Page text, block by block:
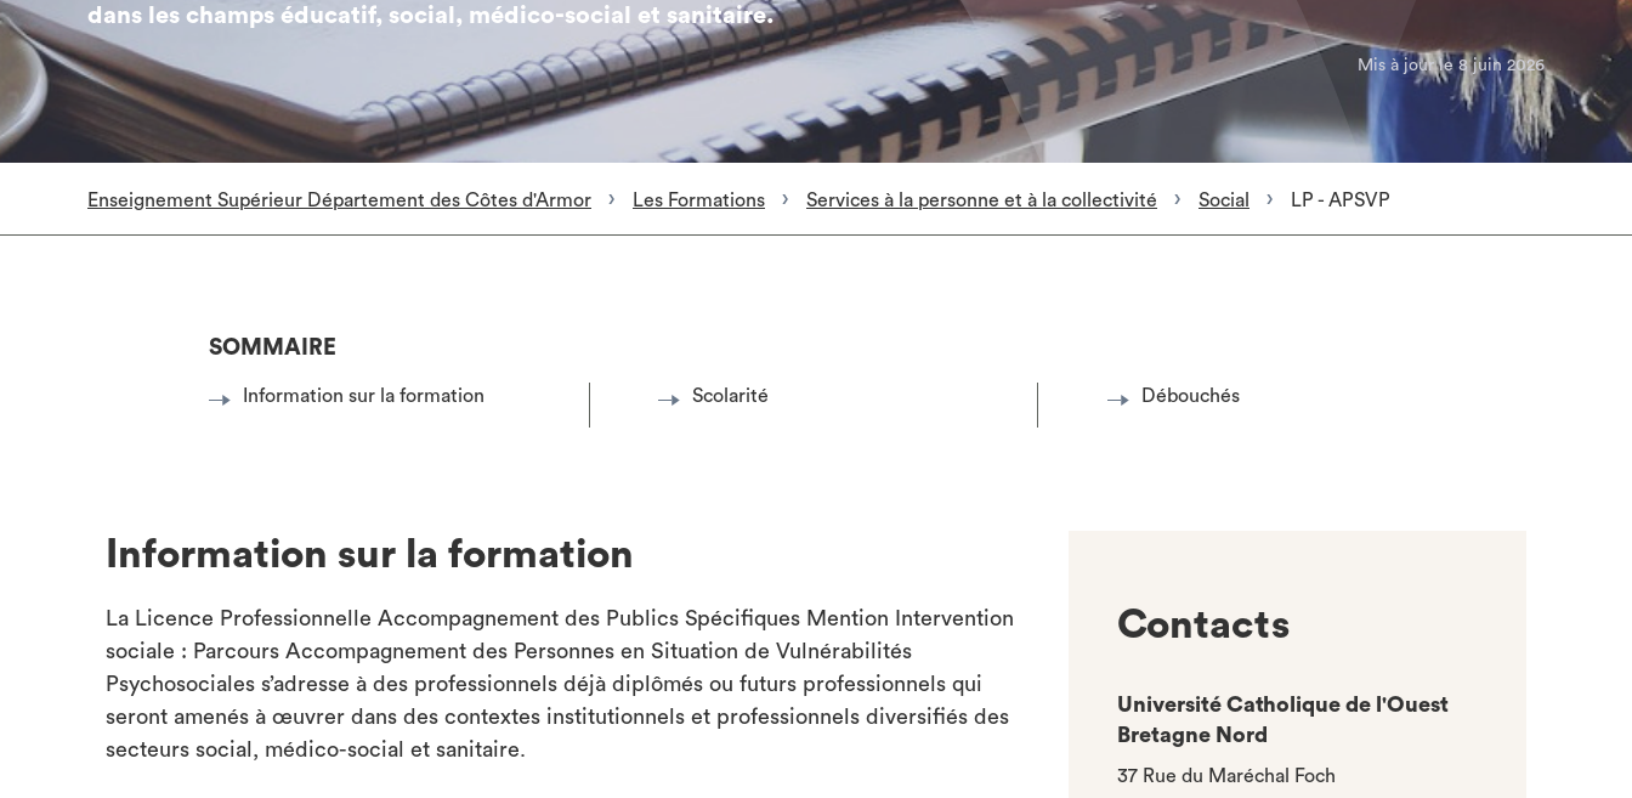
dans les champs éducatif, social, médico-social et sanitaire.
Mis à jour le 8 juin 2026
Enseignement Supérieur Département des Côtes d'Armor Les Formations Services à la personne et à la collectivité Social LP - APSVP
SOMMAIRE
Information sur la formation Scolarité Débouchés
Information sur la formation
La Licence Professionnelle Accompagnement des Publics Spécifiques Mention Intervention
sociale : Parcours Accompagnement des Personnes en Situation de Vulnérabilités
Psychosociales s’adresse à des professionnels déjà diplômés ou futurs professionnels qui
seront amenés à œuvrer dans des contextes institutionnels et professionnels diversifiés des
secteurs social, médico-social et sanitaire.
Contacts
Université Catholique de l'Ouest
Bretagne Nord
37 Rue du Maréchal Foch